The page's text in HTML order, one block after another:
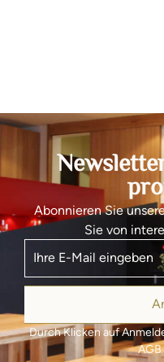
Abonnieren Sie
Sie von
Durch Klicken auf